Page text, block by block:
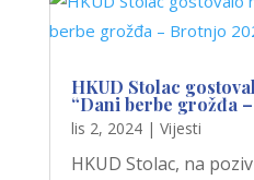
HKUD Stolac
“Dani berbe grožđa
lis 2, 2024| Vijesti
HKUD Stolac, na